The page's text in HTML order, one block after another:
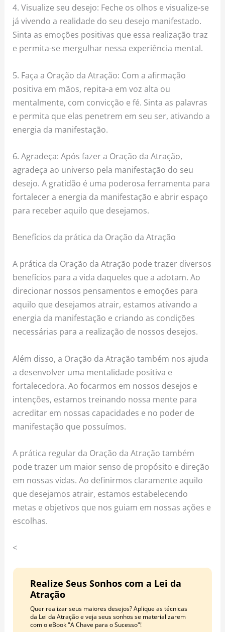
4. Visualize seu desejo: Feche os olhos e visualize-se
já vivendo a realidade do seu desejo manifestado.
Sinta as emoções positivas que essa realização traz
e permita-se mergulhar nessa experiência mental.
5. Faça a Oração da Atração: Com a afirmação
positiva em mãos, repita-a em voz alta ou
mentalmente, com convicção e fé. Sinta as palavras
e permita que elas penetrem em seu ser, ativando a
energia da manifestação.
6. Agradeça: Após fazer a Oração da Atração,
agradeça ao universo pela manifestação do seu
desejo. A gratidão é uma poderosa ferramenta para
fortalecer a energia da manifestação e abrir espaço
para receber aquilo que desejamos.
Benefícios da prática da Oração da Atração
A prática da Oração da Atração pode trazer diversos
benefícios para a vida daqueles que a adotam. Ao
direcionar nossos pensamentos e emoções para
aquilo que desejamos atrair, estamos ativando a
energia da manifestação e criando as condições
necessárias para a realização de nossos desejos.
Além disso, a Oração da Atração também nos ajuda
a desenvolver uma mentalidade positiva e
fortalecedora. Ao focarmos em nossos desejos e
intenções, estamos treinando nossa mente para
acreditar em nossas capacidades e no poder de
manifestação que possuímos.
A prática regular da Oração da Atração também
pode trazer um maior senso de propósito e direção
em nossas vidas. Ao definirmos claramente aquilo
que desejamos atrair, estamos estabelecendo
metas e objetivos que nos guiam em nossas ações e
escolhas.
<
Realize Seus Sonhos com a Lei da
Atração
Quer realizar seus maiores desejos? Aplique as técnicas
da Lei da Atração e veja seus sonhos se materializarem
com o eBook "A Chave para o Sucesso"!